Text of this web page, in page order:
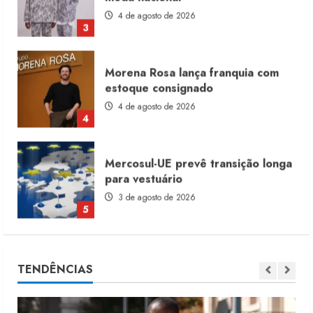
4
4 de agosto de 2026
5
Mercosul-UE prevê transição longa
para vestuário
3 de agosto de 2026
1
Renata Caixeta assume Movimento
Sou de Algodão
5 de agosto de 2026
2
TENDÊNCIAS